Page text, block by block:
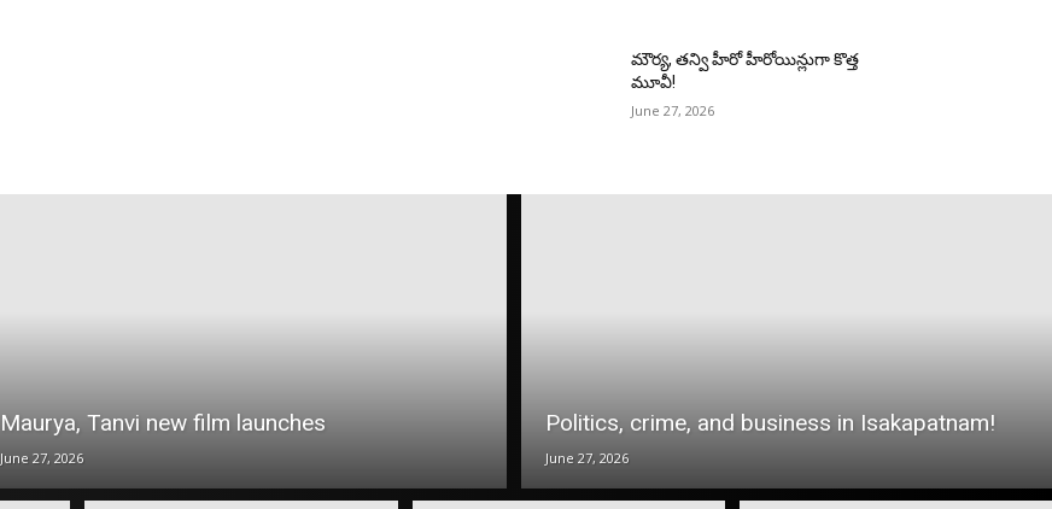
మౌర్య‌, త‌న్వి హీరో హీరోయిన్లుగా కొత్త
మూవీ!
June 27, 2026
Maurya, Tanvi new film launches
June 27, 2026
Politics, crime, and business in Isakapatnam!
June 27, 2026